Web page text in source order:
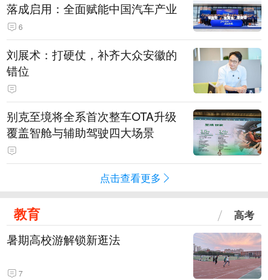
落成启用：全面赋能中国汽车产业
6
刘展术：打硬仗，补齐大众安徽的
错位
别克至境将全系首次整车OTA升级
覆盖智舱与辅助驾驶四大场景
点击查看更多
教育 高考
暑期高校游解锁新逛法
7